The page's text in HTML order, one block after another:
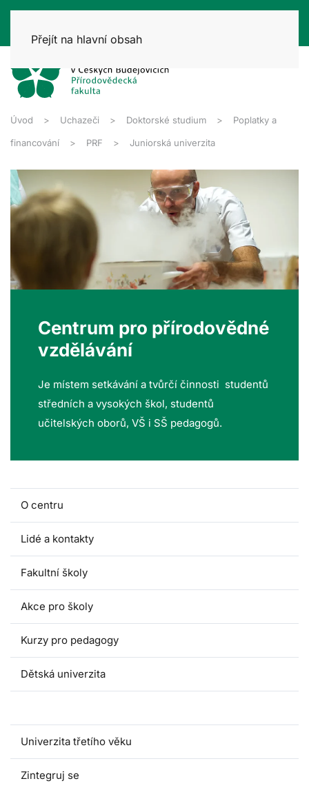
Přejít na hlavní obsah
Úvod Uchazeči Doktorské studium Poplatky a
financování PRF Juniorská univerzita
Centrum pro přírodovědné
vzdělávání
Je místem setkávání a tvůrčí činnosti studentů
středních a vysokých škol, studentů
učitelských oborů, VŠ i SŠ pedagogů.
O centru
Lidé a kontakty
Fakultní školy
Akce pro školy
Kurzy pro pedagogy
Dětská univerzita
Univerzita třetího věku
Zintegruj se